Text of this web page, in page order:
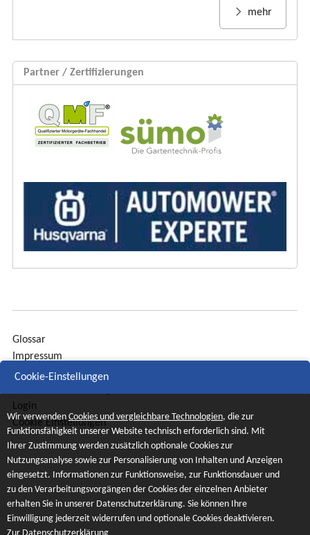
mehr
Partner / Zertifizierungen
Glossar
Impressum
Sitemap
Login
Cookie Einstellungen
Cookie-Einstellungen
Wir verwenden Cookies und vergleichbare Technologien, die zur
Funktionsfähigkeit unserer Website technisch erforderlich sind. Mit
Ihrer Zustimmung werden zusätzlich optionale Cookies zur
Nutzungsanalyse sowie zur Personalisierung von Inhalten und Anzeigen
eingesetzt. Informationen zur Funktionsweise, zur Funktionsdauer und
zu den Verarbeitungsvorgängen der Cookies der einzelnen Anbieter
erhalten Sie in unserer Datenschutzerklärung. Sie können Ihre
Einwilligung jederzeit widerrufen und optionale Cookies deaktivieren.